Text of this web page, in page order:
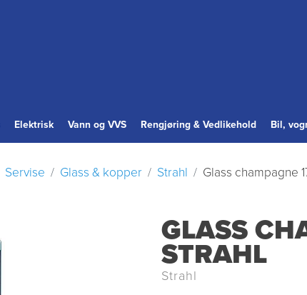
Elektrisk Vann og VVS Rengjøring & Vedlikehold Bil,
Servise Glass & kopper Strahl Glass champagne
GLASS
STRAHL
Strahl